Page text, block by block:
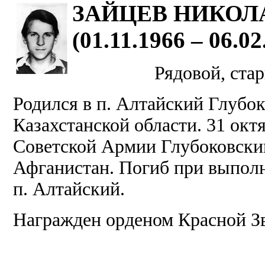
ЗАЙЦЕВ
(01.11.1966 –
Рядовой,
Родился в п. Алтайский
Казахстанской области. 31
Советской Армии
Афганистан. Погиб при
п. Алтайский.
Награжден орденом Красной